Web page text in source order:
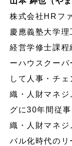
株式会社HRフ
慶應義塾大学
経営学修士課程
ーハウスクーパ
して人事・チ
織・人財マネジ
グに30年間従
織・人財マネジ
バル化時代の